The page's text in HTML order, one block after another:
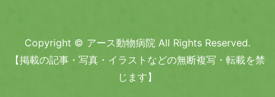
Copyright © アース動物病院 All Rights Reserved.
【掲載の記事・写真・イラストなどの無断複写・転載を禁
じます】